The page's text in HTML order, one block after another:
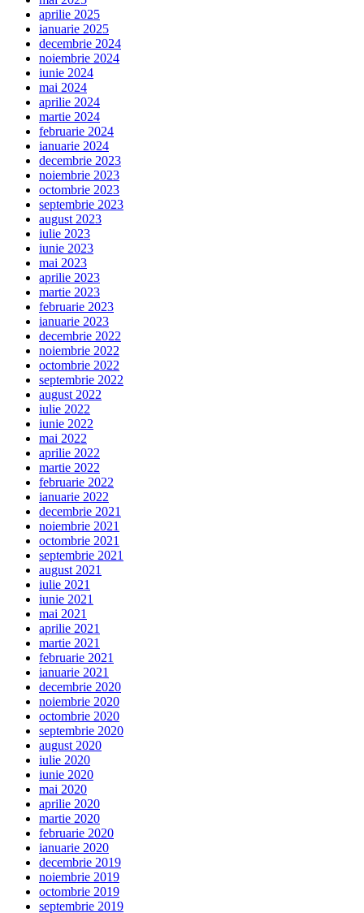
aprilie 2025
ianuarie 2025
decembrie 2024
noiembrie 2024
iunie 2024
mai 2024
aprilie 2024
martie 2024
februarie 2024
ianuarie 2024
decembrie 2023
noiembrie 2023
octombrie 2023
septembrie 2023
august 2023
iulie 2023
iunie 2023
mai 2023
aprilie 2023
martie 2023
februarie 2023
ianuarie 2023
decembrie 2022
noiembrie 2022
octombrie 2022
septembrie 2022
august 2022
iulie 2022
iunie 2022
mai 2022
aprilie 2022
martie 2022
februarie 2022
ianuarie 2022
decembrie 2021
noiembrie 2021
octombrie 2021
septembrie 2021
august 2021
iulie 2021
iunie 2021
mai 2021
aprilie 2021
martie 2021
februarie 2021
ianuarie 2021
decembrie 2020
noiembrie 2020
octombrie 2020
septembrie 2020
august 2020
iulie 2020
iunie 2020
mai 2020
aprilie 2020
martie 2020
februarie 2020
ianuarie 2020
decembrie 2019
noiembrie 2019
octombrie 2019
septembrie 2019